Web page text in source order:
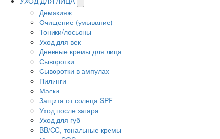
Демакияж
Очищение (умывание)
Тоники/лосьоны
Уход для век
Дневные кремы для лица
Сыворотки
Сыворотки в ампулах
Пилинги
Маски
Защита от солнца SPF
Уход после загара
Уход для губ
BB/CC, тональные кремы